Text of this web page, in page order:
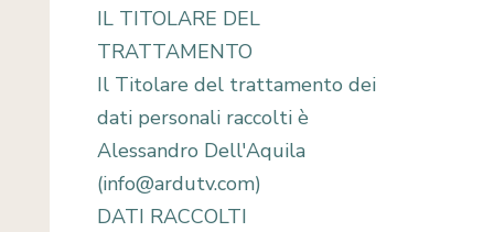
IL TITOLARE DEL
TRATTAMENTO
Il Titolare del trattamento dei
dati personali raccolti è
Alessandro Dell'Aquila
(info@ardutv.com)
DATI RACCOLTI